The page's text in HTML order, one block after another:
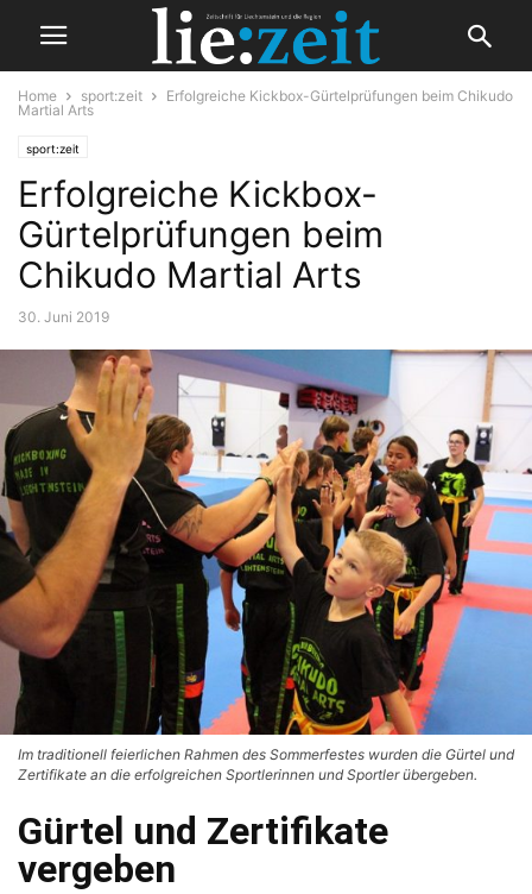
Home sport:zeit
Erfolgreiche Kickbox-Gürtelprüfungen beim Chikudo
Martial Arts
sport:zeit
Erfolgreiche Kickbox-
Gürtelprüfungen beim
Chikudo Martial Arts
30. Juni 2019
Im traditionell feierlichen Rahmen des Sommerfestes wurden die Gürtel und
Zertifikate an die erfolgreichen Sportlerinnen und Sportler übergeben.
Gürtel und Zertifikate
vergeben